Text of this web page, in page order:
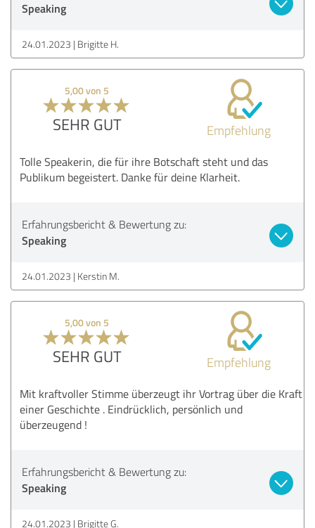
Speaking
24.01.2023 Brigitte H.
5,00 von 5
SEHR GUT Empfehlung
Tolle Speakerin, die für ihre Botschaft steht und das
Publikum begeistert. Danke für deine Klarheit.
Erfahrungsbericht & Bewertung zu:
Speaking
24.01.2023 Kerstin M.
5,00 von 5
SEHR GUT Empfehlung
Mit kraftvoller Stimme überzeugt ihr Vortrag über die Kraft
einer Geschichte . Eindrücklich, persönlich und
überzeugend !
Erfahrungsbericht & Bewertung zu:
Speaking
24.01.2023 Brigitte G.